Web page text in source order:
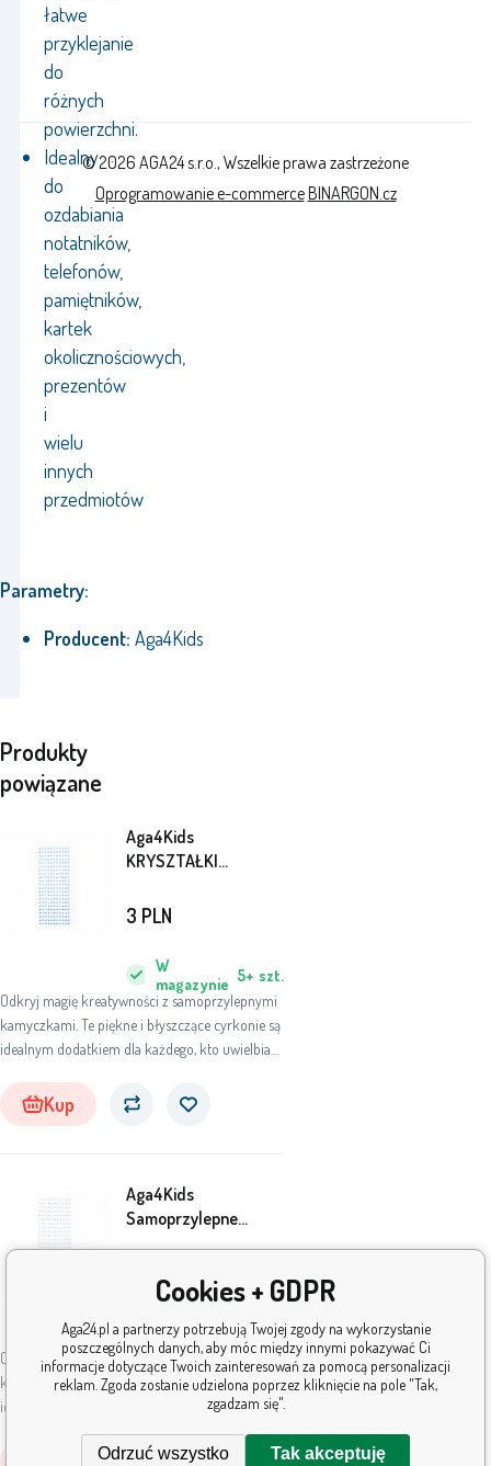
łatwe
przyklejanie
do
różnych
powierzchni.
Idealny
do
ozdabiania
notatników,
telefonów,
pamiętników,
kartek
okolicznościowych,
prezentów
i
wielu
innych
przedmiotów
Parametry:
Producent: Aga4Kids
Produkty
powiązane
Aga4Kids
KRYSZTAŁKI
CYRKONIE DŻETY
Odkryj magię kreatywności z samoprzylepnymi
kamyczkami. Te piękne i błyszczące cyrkonie są
idealnym dodatkiem dla każdego, kto uwielbia
chcesz ozdobić swój notatnik, telefon, czy zająć
się jakimkolwiek innym kreatywnym projektem,
W
magazynie 5+ szt.
3 PLN
Kup
Aga4Kids
Samoprzylepne
Odkryj magię kreatywności z samoprzylepnymi
kamyczkami. Te piękne i błyszczące cyrkonie są
idealnym dodatkiem dla każdego, kto uwielbia
dekorować i tworzyć. Niezależnie od tego, czy
chcesz ozdobić swój notatnik, telefon, czy zająć
W
magazynie 5+ szt.
© 2026 AGA24 s.r.o., Wszelkie prawa zastrzeżone
Oprogramowanie e-commerceBINARGON.cz
Cookies + GDPR
Aga24.pl a partnerzy potrzebują Twojej zgody na wykorzystanie
poszczególnych danych, aby móc między innymi pokazywać Ci
informacje dotyczące Twoich zainteresowań za pomocą personalizacji
reklam. Zgoda zostanie udzielona poprzez kliknięcie na pole "Tak,
zgadzam się".
Odrzuć wszystko Tak akceptuję